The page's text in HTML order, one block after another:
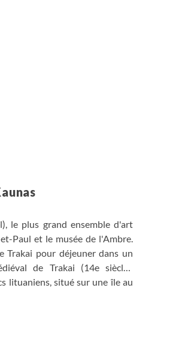
en garantissant la conformité avec
le plus grand ensemble d'art
Paul et le musée de l'Ambre.
Trakai pour déjeuner dans un
de Trakai (14e siècle),
lituaniens, situé sur une île au
vers Kaunas à la confluence